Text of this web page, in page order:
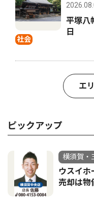
社会
平塚八
日
エ
ピックアップ
横須賀・
ウスイ
売却は物